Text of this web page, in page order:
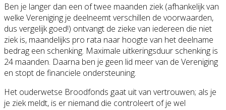
Ben je langer dan een of twee maanden ziek (afhankelijk van
welke Vereniging je deelneemt verschillen de voorwaarden,
dus vergelijk goed!) ontvangt de zieke van iedereen die niet
ziek is, maandelijks pro rata naar hoogte van het deelname
bedrag een schenking. Maximale uitkeringsduur schenking is
24 maanden. Daarna ben je geen lid meer van de Vereniging
en stopt de financiele ondersteuning.
Het ouderwetse Broodfonds gaat uit van vertrouwen; als je
je ziek meldt, is er niemand die controleert of je wel